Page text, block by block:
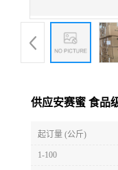
供应安赛蜜 食品
起订量 (公斤)
1-100